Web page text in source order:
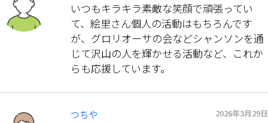
いつもキラキラ素敵な笑顔で頑張ってい
て、絵里さん個人の活動はもちろんです
が、グロリオーサの会などシャンソンを通
じて沢山の人を輝かせる活動など、これか
らも応援しています。
つちや 2026年3月29日